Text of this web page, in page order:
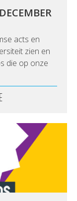
acts en
zien en
die op onze